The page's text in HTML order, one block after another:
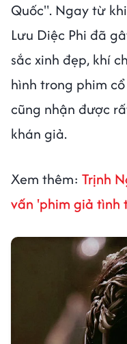
Quốc". Ngay từ
Lưu Diệc Phi đã
sắc xinh đẹp, khí
hình trong phim
cũng nhận được
khán giả.
Xem thêm: Trịnh
vấn 'phim giả tình